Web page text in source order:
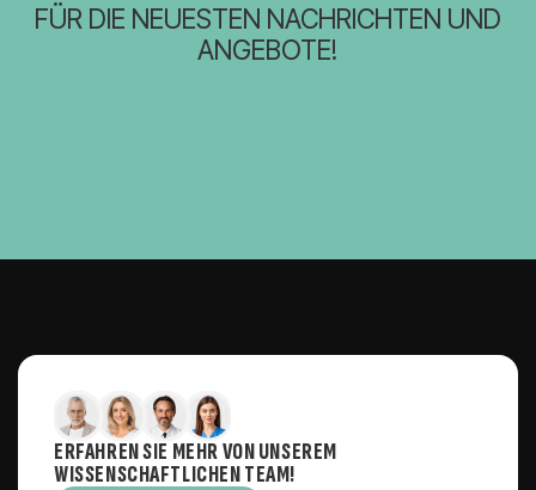
FÜR DIE NEUESTEN NACHRICHTEN UND
ANGEBOTE!
ERFAHREN SIE MEHR VON UNSEREM
WISSENSCHAFTLICHEN TEAM!